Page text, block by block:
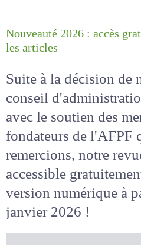
Nouveauté 2026 : accès
Suite à la décision de
conseil
avec le soutien des
fondateurs de l'AFPF
remercions, notre
accessible
sa version numérique
de janvier 2026 !